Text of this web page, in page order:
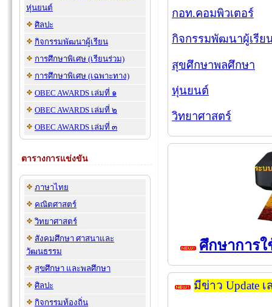
หุ่นยนต์
ศิลปะ
กิจกรรมพัฒนาผู้เรียน
การศึกษาพิเศษ (เรียนร่วม)
การศึกษาพิเศษ (เฉพาะทาง)
OBEC AWARDS เล่มที่ ๑
OBEC AWARDS เล่มที่ ๒
OBEC AWARDS เล่มที่ ๓
ตารางการแข่งขัน
ภาษาไทย
คณิตศาสตร์
วิทยาศาสตร์
สังคมศึกษา ศาสนาและ
วัฒนธรรม
สุขศึกษา และพลศึกษา
ศิลปะ
กิจกรรมท้องถิ่น
กอท.คอมพิวเตอร์
กิจกรรมพัฒนาผู้เรีย
สุขศึกษาพลศึกษา
หุ่นยนต์
วิทยาศาสตร์
ศึกษาการใ
มีข่าว Update